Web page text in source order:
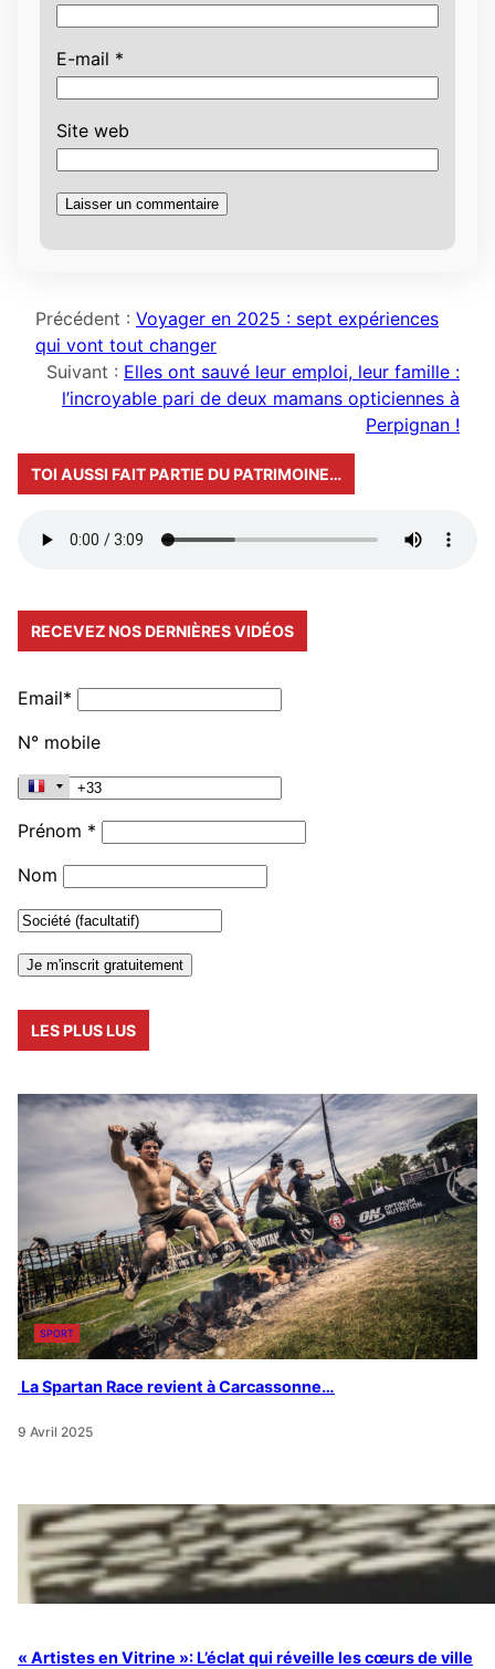
E-mail *
Site web
Précédent : Voyager en 2025 : sept expériences
qui vont tout changer
Suivant : Elles ont sauvé leur emploi, leur famille :
l’incroyable pari de deux mamans opticiennes à
Perpignan !
TOI AUSSI FAIT PARTIE DU PATRIMOINE…
RECEVEZ NOS DERNIÈRES VIDÉOS
Email*
N° mobile
Prénom *
Nom
LES PLUS LUS
SPORT
La Spartan Race revient à Carcassonne…
9 Avril 2025
« Artistes en Vitrine »: L’éclat qui réveille les cœurs de ville